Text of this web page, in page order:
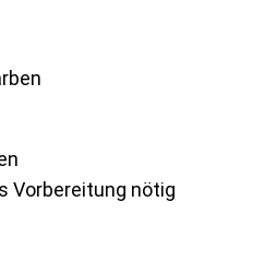
Vorbereitung nötig